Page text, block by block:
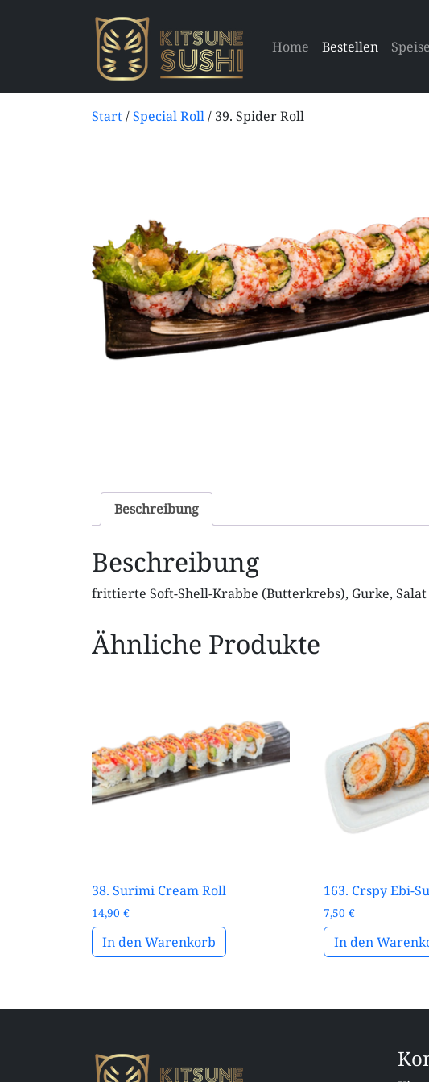
Home Bestellen
Start/Special Roll/ 39. Spider Roll
Beschreibung
Beschreibung
frittierte Soft-Shell-Krabbe (Butterkrebs), Gurke, Salat
Ähnliche Produkte
38. Surimi Cream Roll
14,90 €
In den Warenkorb
163. Crspy Ebi-
7,50€
In den